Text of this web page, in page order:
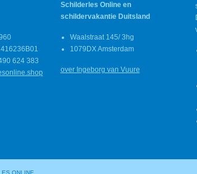
624 383
Schilderles Online en
schildervakantie Duitsland
Waalstraat 145/ 3hg
1079DX Amsterdam
over Ingeborg van Vuure
ONLINE